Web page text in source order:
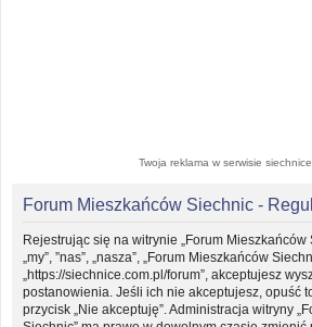
Twoja reklama w serwisie
Forum Mieszkańców Siechnic -
Rejestrując się na witrynie „Forum Mieszkańców
„my”, ”nas”, „nasza”, „Forum Mieszkańców
„https://siechnice.com.pl/forum”, akceptujesz
postanowienia. Jeśli ich nie akceptujesz, opuść
przycisk „Nie akceptuję”. Administracja witryny